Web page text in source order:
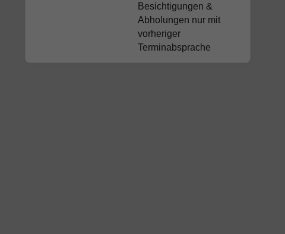
Besichtigungen &
Abholungen nur mit
vorheriger
Terminabsprache